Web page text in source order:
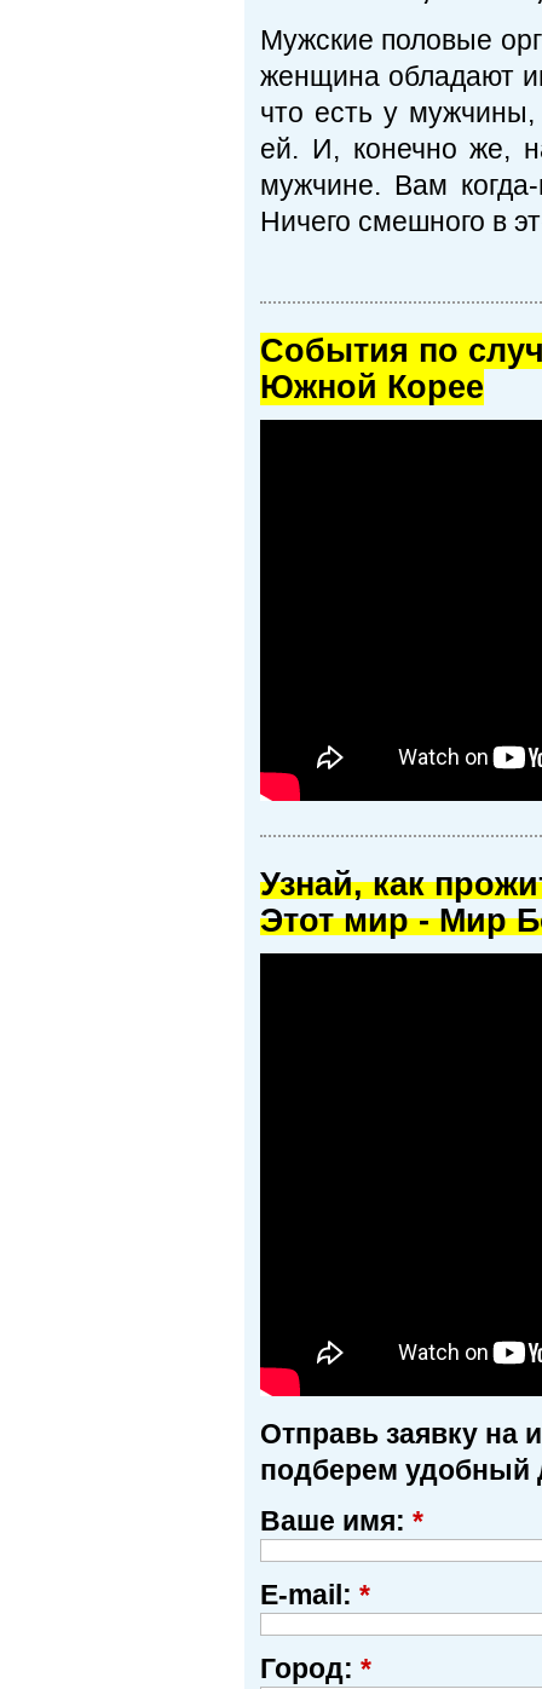
Мужские половые
женщина обладают
что есть у
ей. И, конечно же,
мужчине. Вам
Ничего смешного в
Cобытия по
Южной Корее
Узнай, как
Этот мир - Мир
Отправь заявку на
подберем удобный
Ваше имя: *
E-mail: *
Город: *